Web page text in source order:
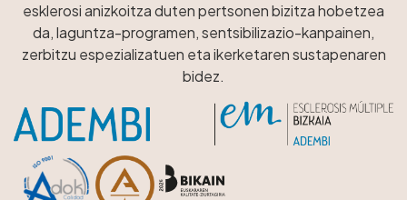
esklerosi anizkoitza duten pertsonen bizitza hobetzea
da, laguntza-programen, sentsibilizazio-kanpainen,
zerbitzu espezializatuen eta ikerketaren sustapenaren
bidez.